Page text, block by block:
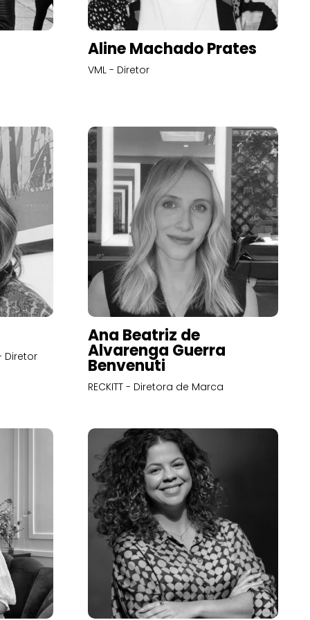
Aline Machado Prates
VML - Diretor
- Diretor
Ana Beatriz de
Alvarenga Guerra
Benvenuti
RECKITT - Diretora de Marca